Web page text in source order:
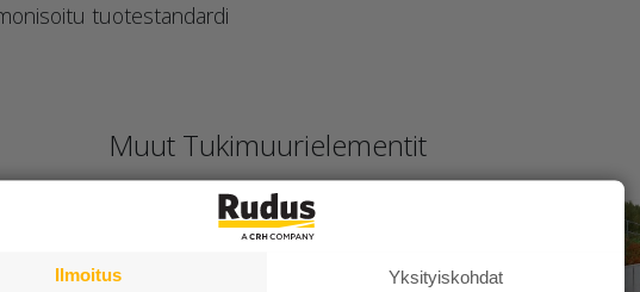
tuotestandardi
Muut Tukimuurielementit
Ilmoitus Yksityiskohdat